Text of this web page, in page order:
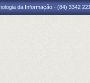
da Informação - (84) 3342